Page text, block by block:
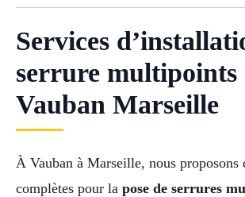
Services
serrure multipoints
Vauban Marseille
À Vauban à Marseille, nous proposons
complètes pour la pose de serrures